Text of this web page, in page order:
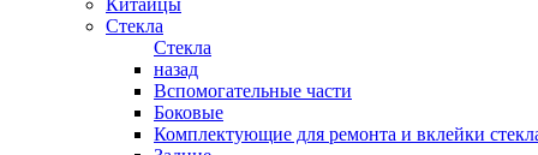
Китайцы
Стекла
Стекла
назад
Вспомогательные части
Боковые
Комплектующие для ремонта и вклейки